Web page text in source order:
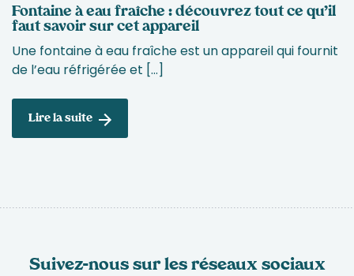
Fontaine à eau fraîche : découvrez tout ce qu’il
faut savoir sur cet appareil
Une fontaine à eau fraîche est un appareil qui fournit
de l’eau réfrigérée et […]
Lire la suite
Suivez-nous sur les réseaux sociaux